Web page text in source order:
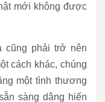
mới không được
cũng phải trở nên
cách khác, chúng
một tình thương
sàng dâng hiến